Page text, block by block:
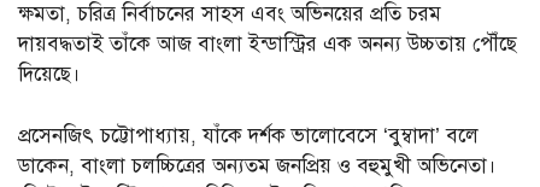
ক্ষমতা, চরিত্র নির্বাচনের সাহস এবং অভিনয়ের প্রতি চরম
দায়বদ্ধতাই তাঁকে আজ বাংলা ইন্ডাস্ট্রির এক অনন্য উচ্চতায় পৌঁছে
দিয়েছে।
প্রসেনজিৎ চট্টোপাধ্যায়, যাঁকে দর্শক ভালোবেসে ‘বুম্বাদা’ বলে
ডাকেন, বাংলা চলচ্চিত্রের অন্যতম জনপ্রিয় ও বহুমুখী অভিনেতা।